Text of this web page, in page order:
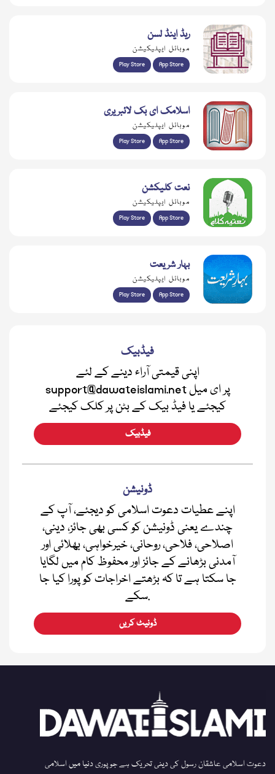
ریڈ اینڈ لسن
موبائل ایپلیکیشن
Play Store App Store
اسلامک ای بک لائبریری
موبائل ایپلیکیشن
Play Store App Store
نعت کلیکشن
موبائل ایپلیکیشن
Play Store App Store
بہار شریعت
موبائل ایپلیکیشن
Play Store App Store
فیڈبیک
اپنی قیمتی آراء دینے کے لئے
support@dawateislami.net پر ای میل
کیجئے یا فیڈ بیک کے بٹن پر کلک کیجئے
فیڈبیک
ڈونیشن
اپنے عطیات دعوت اسلامی کو دیجئے، آپ کے
چندے یعنی ڈونیشن کو کسی بھی جائز، دینی،
اصلاحی، فلاحی، روحانی، خیرخواہی، بھلائی اور
آمدنی بڑھانے کے جائز اور محفوظ کام میں لگایا
جا سکتا ہے تا کہ بڑھتے اخراجات کو پورا کیا جا
سکے.
ڈونیٹ کریں
دعوت اسلامی عاشقان رسول کی دینی تحریک ہے جو پوری دنیا میں اسلامی